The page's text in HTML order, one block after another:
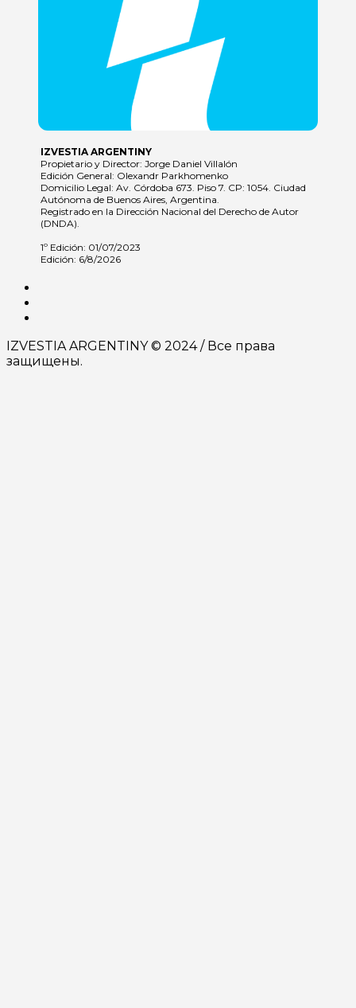
IZVESTIA ARGENTINY
Propietario y Director: Jorge Daniel Villalón
Edición General: Olexandr Parkhomenko
Domicilio Legal: Av. Córdoba 673. Piso 7. CP: 1054. Ciudad
Autónoma de Buenos Aires, Argentina.
Registrado en la Dirección Nacional del Derecho de Autor
(DNDA).
1º Edición: 01/07/2023
Edición: 6/8/2026
IZVESTIA ARGENTINY © 2024 / Все права
защищены.